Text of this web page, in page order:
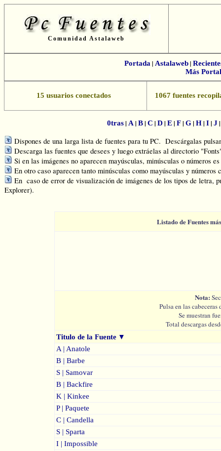
Comunidad Astalaweb
Portada| Astalaweb|
Más
15 usuarios conectados 1067 fuentes
0tras| A | B| C | D | E| F| G| H| I| J
Dispones de una larga lista de fuentes para tu PC. Descárgalas
Descarga las fuentes que desees y luego extráelas al directorio
Si en las imágenes no aparecen mayúsculas, minúsculas o números
En otro caso aparecen tanto minúsculas como mayúsculas y números
En caso de error de visualización de imágenes de los tipos de letra,
Explorer).
Listado de Fuentes
Nota:
Pulsa en las
Se muestran
Total descargas
Titulo de la Fuente ▼
A | Anatole
B | Barbe
S | Samovar
B | Backfire
K | Kinkee
P | Paquete
C | Candella
S | Sparta
I | Impossible